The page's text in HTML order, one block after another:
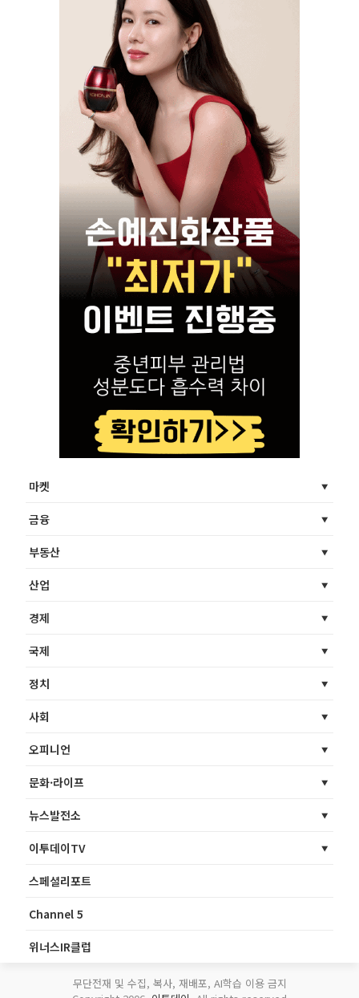
마켓
금융
부동산
산업
경제
국제
정치
사회
오피니언
문화·라이프
뉴스발전소
이투데이TV
스페셜리포트
Channel 5
위너스IR클럽
무단전재 및 수집, 복사, 재배포, AI학습 이용 금지